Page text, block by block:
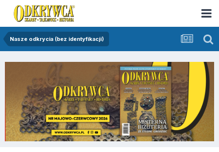
Nasze odkrycia (bez identyfikacji)